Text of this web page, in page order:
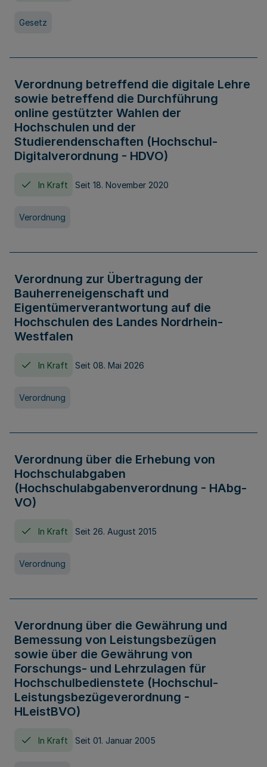
Gesetz
Verordnung betreffend die digitale Lehre
sowie betreffend die Durchführung
online gestützter Wahlen der
Hochschulen und der
Studierendenschaften (Hochschul-
Digitalverordnung - HDVO)
In Kraft Seit 18. November 2020
Verordnung
Verordnung zur Übertragung der
Bauherreneigenschaft und
Eigentümerverantwortung auf die
Hochschulen des Landes Nordrhein-
Westfalen
In Kraft Seit 08. Mai 2026
Verordnung
Verordnung über die Erhebung von
Hochschulabgaben
(Hochschulabgabenverordnung - HAbg-
VO)
In Kraft Seit 26. August 2015
Verordnung
Verordnung über die Gewährung und
Bemessung von Leistungsbezügen
sowie über die Gewährung von
Forschungs- und Lehrzulagen für
Hochschulbedienstete (Hochschul-
Leistungsbezügeverordnung -
HLeistBVO)
In Kraft Seit 01. Januar 2005